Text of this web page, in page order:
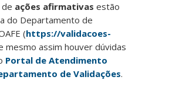
ações afirmativas estão
do Departamento de
(https://validacoes-
mesmo assim houver dúvidas
Portal de Atendimento
de Validações.